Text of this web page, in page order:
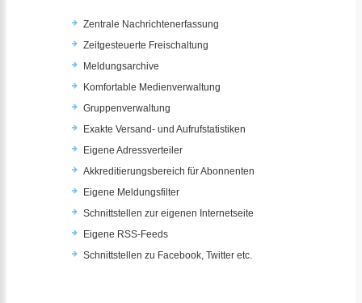
Zentrale Nachrichtenerfassung
Zeitgesteuerte Freischaltung
Meldungsarchive
Komfortable Medienverwaltung
Gruppenverwaltung
Exakte Versand- und Aufrufstatistiken
Eigene Adressverteiler
Akkreditierungsbereich für Abonnenten
Eigene Meldungsfilter
Schnittstellen zur eigenen Internetseite
Eigene RSS-Feeds
Schnittstellen zu Facebook, Twitter etc.